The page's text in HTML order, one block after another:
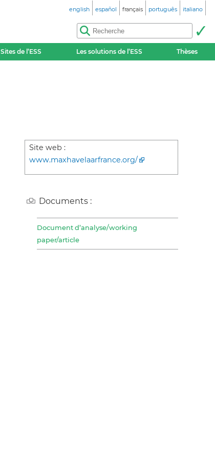
english español français português italiano
Sites de l’ESS Les solutions de l’ESS Thèses
Site web :
www.maxhavelaarfrance.org/
Documents :
Document d’analyse/working
paper/article